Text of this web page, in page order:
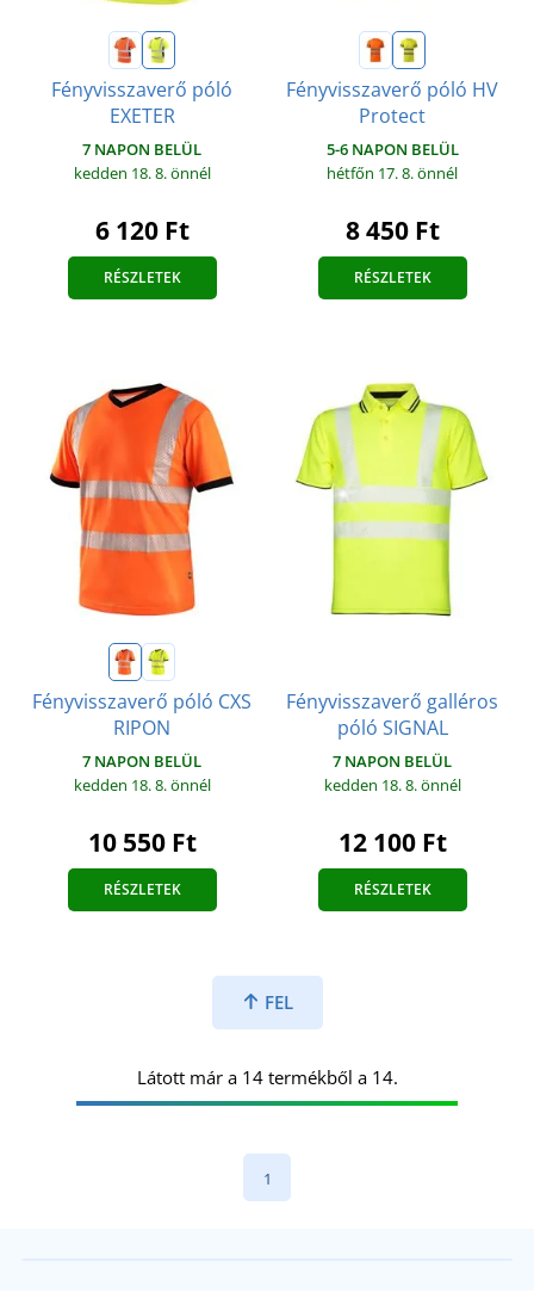
Fényvisszaverő póló
EXETER
7 NAPON BELÜL
kedden 18. 8.önnél
6 120 Ft
RÉSZLETEK
Fényvisszaverő póló HV
Protect
5-6 NAPON BELÜL
hétfőn 17. 8.önnél
8 450 Ft
RÉSZLETEK
Fényvisszaverő póló CXS
RIPON
7 NAPON BELÜL
kedden 18. 8.önnél
10 550 Ft
RÉSZLETEK
Fényvisszaverő galléros
póló SIGNAL
7 NAPON BELÜL
kedden 18. 8.önnél
12 100 Ft
RÉSZLETEK
FEL
Látott már a 14 termékből a 14.
1